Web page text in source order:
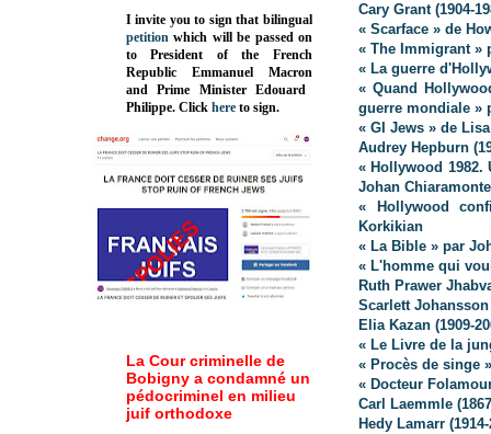
Cary Grant (1904-
« Scarface » de
« The Immigrant »
« La guerre
« Quand
guerre mondiale »
« GI Jews » de
Audrey Hepburn
« Hollywood 1982.
Johan Chiaramonte
« Hollywood
Korkikian
« La Bible » par
« L'homme qui
Ruth Prawer
Scarlett Johansson
Elia Kazan (1909-
« Le Livre de la
« Procès de singe
« Docteur
Carl Laemmle
Hedy Lamarr
I invite you to sign that bilingual
petition which will be passed on
to President of the French
Republic Emmanuel Macron
and Prime MinisterEdouard
Philippe. Click here to sign.
La Cour criminelle de
Bobigny a condamné un
pédocriminel en milieu
juif orthodoxe